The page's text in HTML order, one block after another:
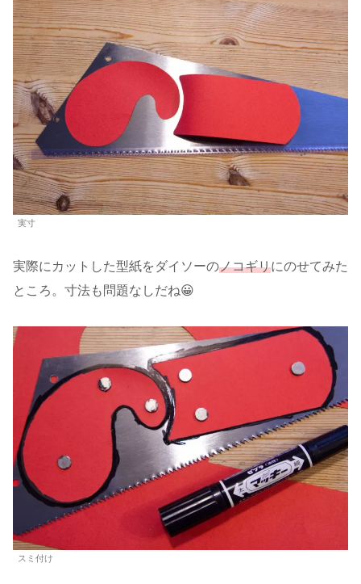
実寸
実際にカットした型紙をダイソーのノコギリにのせてみた
ところ。寸法も問題なしだね😀
スミ付け